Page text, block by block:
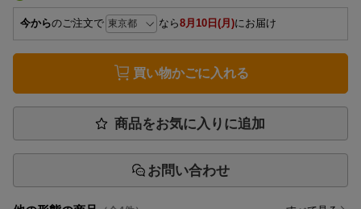
今からのご注文で なら8月10日(月)にお届け
買い物かごに入れる
商品をお気に入りに追加
お問い合わせ